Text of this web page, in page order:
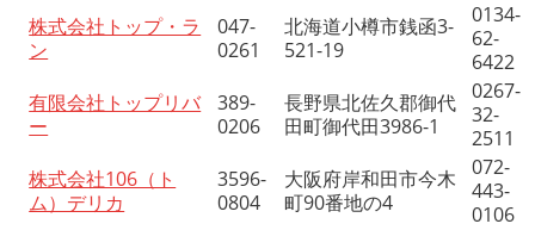
株式会社トップ・ラ
ン
047-
0261
北海道小樽市銭函3-
521-19
0134-
62-
6422
有限会社トップリバ
ー
389-
0206
長野県北佐久郡御代
田町御代田3986-1
0267-
32-
2511
株式会社106（ト
ム）デリカ
3596-
0804
大阪府岸和田市今木
町90番地の4
072-
443-
0106